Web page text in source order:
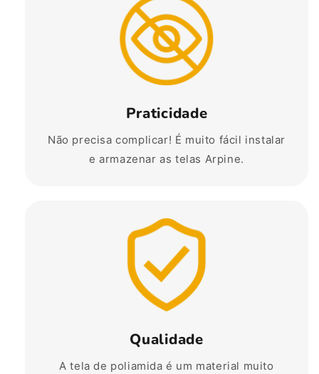
Praticidade
Não precisa complicar! É muito fácil instalar
e armazenar as telas Arpine.
Qualidade
A tela de poliamida é um material muito